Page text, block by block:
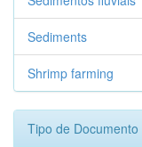
Sediments
Shrimp farming
Tipo de Documento